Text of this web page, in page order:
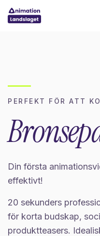
Hoppa till innehåll
PERFEKT FÖR ATT
Din första
effektivt!
20 sekunders
för korta budskap,
produktteasers.